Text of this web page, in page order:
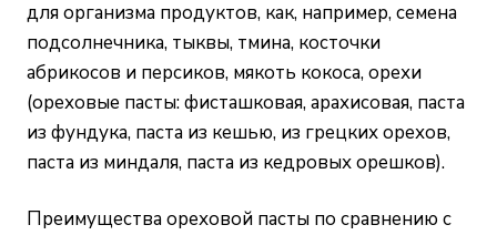
для организма продуктов, как, например, семена
подсолнечника, тыквы, тмина, косточки
абрикосов и персиков, мякоть кокоса, орехи
(ореховые пасты: фисташковая, арахисовая, паста
из фундука, паста из кешью, из грецких орехов,
паста из миндаля, паста из кедровых орешков).
Преимущества ореховой пасты по сравнению с